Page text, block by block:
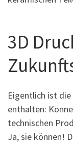
3D
Eigentlich ist
enthalten:
technischen
Ja, sie können!